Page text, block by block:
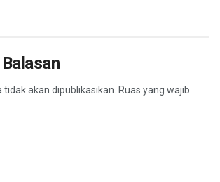
akan dipublikasikan. Ruas yang wajib